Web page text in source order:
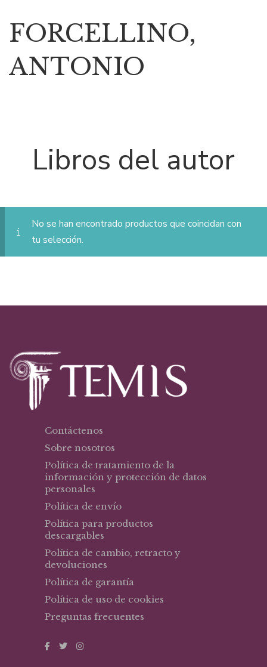
FORCELLINO,
ANTONIO
Libros del autor
No se han encontrado productos que coincidan con
tu selección.
Contáctenos
Sobre nosotros
Política de tratamiento de la
información y protección de datos
personales
Política de envío
Política para productos
descargables
Política de cambio, retracto y
devoluciones
Política de garantía
Política de uso de cookies
Preguntas frecuentes